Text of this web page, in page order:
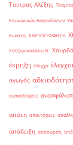
Τσίπρας Αλέξης
Κοινωνικών Ασφαλίσεων
Κώστας ΧΑΡΤΟΓΡΑΦΗΣΗ
Χατζηνικολάου Ν.
έκρηξη έλεγχο
αγωγός
ανακαλύψεις
απάτη απαιτήσεις
απόδειξη απόσυρση